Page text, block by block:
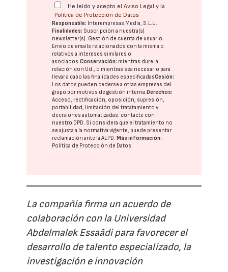
He leído y acepto elAviso Legal y la
Política de Protección de Datos
Responsable: Interempresas Media, S.L.U.
Finalidades: Suscripción a nuestra(s)
newsletter(s). Gestión de cuenta de usuario.
Envío de emails relacionados con la misma o
relativos a intereses similares o
asociados.Conservación: mientras dure la
relación con Ud., o mientras sea necesario para
llevar a cabo las finalidades especificadasCesión:
Los datos pueden cederse a otras empresas del
grupo por motivos de gestión interna. Derechos:
Acceso, rectificación, oposición, supresión,
portabilidad, limitación del tratatamiento y
decisiones automatizadas: contacte con
nuestro DPD. Si considera que el tratamiento no
se ajusta a la normativa vigente, puede presentar
reclamación ante laAEPD. Más información:
Política de Protección de Datos
La compañía firma un acuerdo de
colaboración con la Universidad
Abdelmalek Essaâdi para favorecer el
desarrollo de talento especializado, la
investigación e innovación